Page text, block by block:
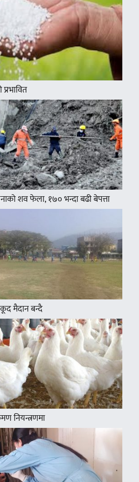
शव फेला, १७० भन्दा बढी बेपत्ता
मैदान बन्दै
नियन्त्रणमा